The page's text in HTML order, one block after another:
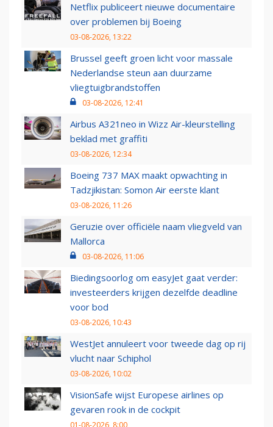
Netflix publiceert nieuwe documentaire
over problemen bij Boeing
03-08-2026, 13:22
Brussel geeft groen licht voor massale
Nederlandse steun aan duurzame
vliegtuigbrandstoffen
03-08-2026, 12:41
Airbus A321neo in Wizz Air-kleurstelling
beklad met graffiti
03-08-2026, 12:34
Boeing 737 MAX maakt opwachting in
Tadzjikistan: Somon Air eerste klant
03-08-2026, 11:26
Geruzie over officiële naam vliegveld van
Mallorca
03-08-2026, 11:06
Biedingsoorlog om easyJet gaat verder:
investeerders krijgen dezelfde deadline
voor bod
03-08-2026, 10:43
WestJet annuleert voor tweede dag op rij
vlucht naar Schiphol
03-08-2026, 10:02
VisionSafe wijst Europese airlines op
gevaren rook in de cockpit
01-08-2026, 8:00